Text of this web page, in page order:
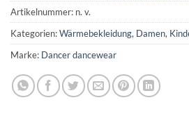
Artikelnummer: n. v.
Kategorien:Wärmebekleidung, Damen,
Marke: Dancer dancewear